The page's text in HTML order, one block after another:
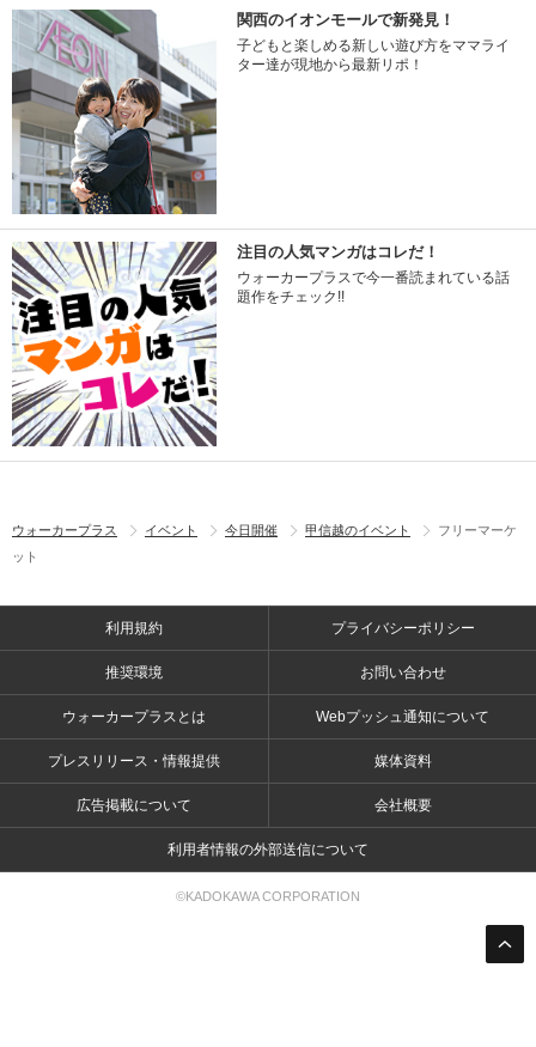
関西のイオンモールで新発見！
子どもと楽しめる新しい遊び方をママライ
ター達が現地から最新リポ！
注目の人気マンガはコレだ！
ウォーカープラスで今一番読まれている話
題作をチェック!!
ウォーカープラス イベント 今日開催 甲信越のイベント
フリーマーケ
ット
利用規約 プライバシーポリシー
推奨環境 お問い合わせ
ウォーカープラスとは Webプッシュ通知について
プレスリリース・情報提供 媒体資料
広告掲載について 会社概要
利用者情報の外部送信について
©KADOKAWA CORPORATION